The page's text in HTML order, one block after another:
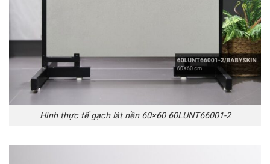
Hình thực tế gạch lát nền 60×60 60LUNT66001-2